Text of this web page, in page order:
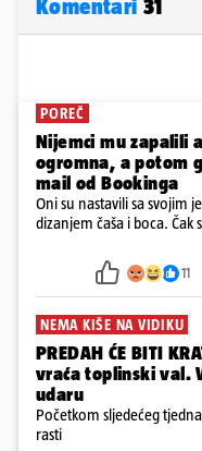
Komentari 31
POREČ
Nijemci mu zapalili
ogromna, a potom
mail od Bookinga
Oni su nastavili sa svojim
dizanjem čaša i boca. Čak
požar, rekao je vlasnik
11
NEMA KIŠE NA VIDIKU
PREDAH ĆE BITI
vraća toplinski val.
udaru
Početkom sljedećeg
rasti